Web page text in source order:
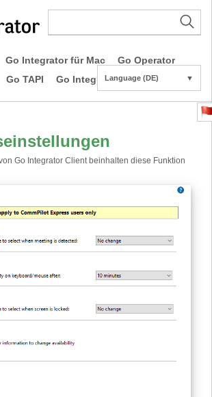
Go Integrator für Mac
Go Operator
Go TAPI Go Integrator CE
Language (DE) ▼
Go Integrator Client beinhalten diese Funktion